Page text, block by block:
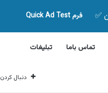
فرم Quick Ad Test
تماس باما تبلیغات
دنبال کردن